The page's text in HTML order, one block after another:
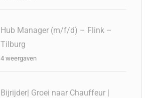
Hub Manager (m/f/d) – Flink –
Tilburg
4 weergaven
Bijrijder| Groei naar Chauffeur |